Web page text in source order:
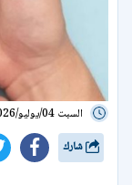
السبت 04/يوليو/2026 - 09:14 ص